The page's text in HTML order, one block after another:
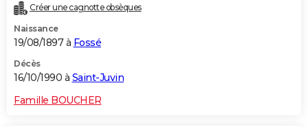
Créer une cagnotte obsèques
Naissance
19/08/1897 à Fossé
Décès
16/10/1990 à Saint-Juvin
Famille BOUCHER